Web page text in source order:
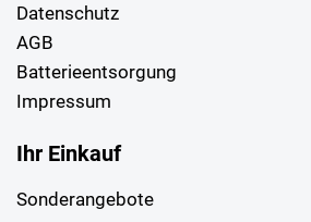
Datenschutz
AGB
Batterieentsorgung
Impressum
Ihr Einkauf
Sonderangebote